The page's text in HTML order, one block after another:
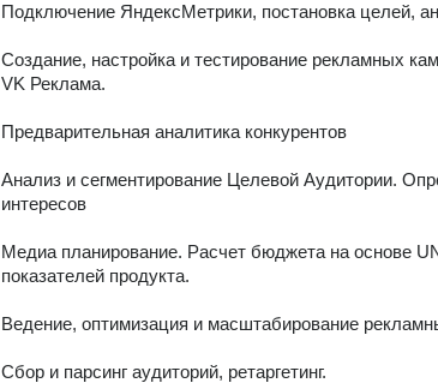
Подключение ЯндексМетрики, постановка целей,
Создание, настройка и тестирование рекламных
VK Реклама.
Предварительная аналитика конкурентов
Анализ и сегментирование Целевой Аудитории.
интересов
Медиа планирование. Расчет бюджета на основе
показателей продукта.
Ведение, оптимизация и масштабирование
Сбор и парсинг аудиторий, ретаргетинг.